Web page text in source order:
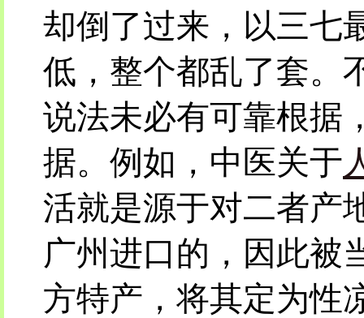
却倒了过来，以三七
低，整个都乱了套。
说法未必有可靠根据
据。例如，中医关于
活就是源于对二者产
广州进口的，因此被
方特产，将其定为性